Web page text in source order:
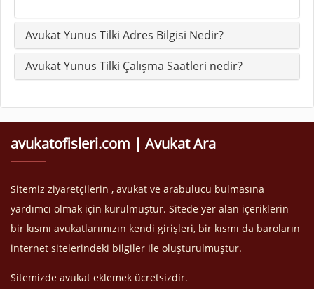
Avukat Yunus Tilki Adres Bilgisi Nedir?
Avukat Yunus Tilki Çalışma Saatleri nedir?
avukatofisleri.com | Avukat Ara
Sitemiz ziyaretçilerin , avukat ve arabulucu bulmasına
yardımcı olmak için kurulmuştur. Sitede yer alan içeriklerin
bir kısmı avukatlarımızın kendi girişleri, bir kısmı da baroların
internet sitelerindeki bilgiler ile oluşturulmuştur.
Sitemizde avukat eklemek ücretsizdir.